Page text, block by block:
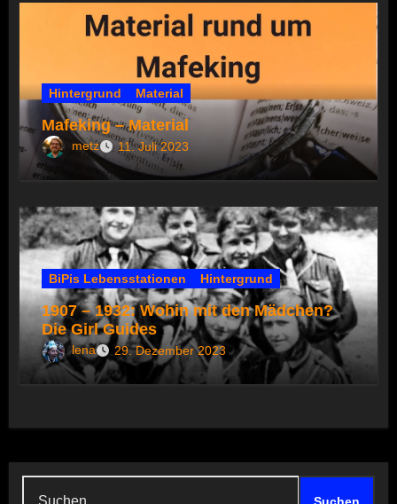
Hintergrund Material
Mafeking – Material
metz 11. Juli 2023
BiPis Lebensstationen Hintergrund
1907 – 1932: Wohin mit den Mädchen?
Die Girl Guides
lena 29. Dezember 2023